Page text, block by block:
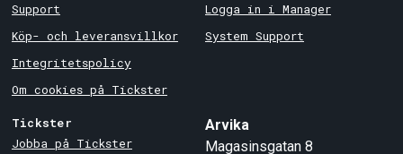
Support
Köp- och leveransvillkor
Integritetspolicy
Om cookies på Tickster
Logga in i Manager
System Support
Tickster
Jobba på Tickster
Arvika
Magasinsgatan 8